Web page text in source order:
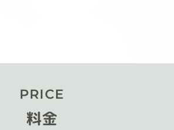
PRICE
料金